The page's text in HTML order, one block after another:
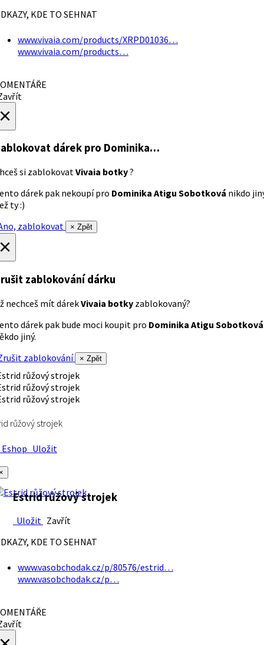
KDE TO SEHNAT
www.vivaia.com/products/XRPD01036…
www.vivaia.com/products…
dárek pro Dominika…
si zablokovatVivaia botky?
dárek pak nekoupí pro Dominika Atigu Sobotková nikdo
ty :)
zablokovat
× Zpět
zablokování dárku
nechceš mít dárekVivaia botky zablokovaný?
dárek pak bude moci koupit pro Dominika Atigu Sobotková
jiný.
zablokování
× Zpět
růžový strojek
Uložit
Estrid růžový strojek
Uložit Zavřít
KDE TO SEHNAT
www.vasobchodak.cz/p/80576/estrid…
www.vasobchodak.cz/p…